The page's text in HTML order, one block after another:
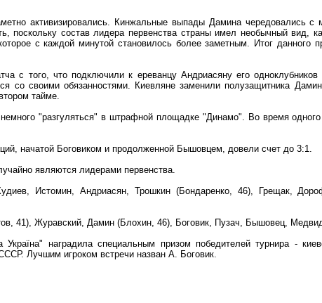
активизировались. Кинжальные выпады Дамина чередовались с
состав лидера первенства страны имел необычный вид,
с каждой минутой становилось более заметным. Итог данного
с того, что подключили к ереванцу Андриасяну его
со своими обязанностями. Киевляне заменили полузащитника
тайме.
"разгуляться" в штрафной площадке "Динамо". Во время
начатой Боговиком и продолженной Бышовцем, довели счет до 3:1.
являются лидерами первенства.
Истомин, Андриасян, Трошкин (Бондаренко, 46), Грещак,
41), Журавский, Дамин (Блохин, 46), Боговик, Пузач, Бышовец,
наградила специальным призом победителей турнира -
Лучшим игроком встречи назван А. Боговик.